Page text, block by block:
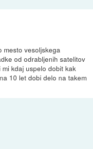
mesto vesoljskega
od odrabljenih satelitov
kdaj uspelo dobit kak
10 let dobi delo na takem